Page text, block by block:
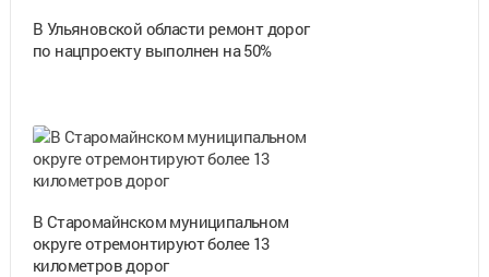
В Ульяновской области ремонт дорог
по нацпроекту выполнен на 50%
В Старомайнском муниципальном
округе отремонтируют более 13
километров дорог